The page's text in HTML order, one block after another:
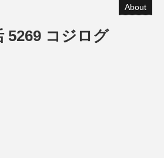
About
5269 コジログ